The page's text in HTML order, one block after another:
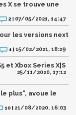
X se trouve une
2 | 07/05/2021, 14:47
les versions next
1 | 15/02/2021, 18:29
et Xbox Series X|S
25/11/2020, 17:12
plus", avoue le
10 | 21/08/2020, 16:03